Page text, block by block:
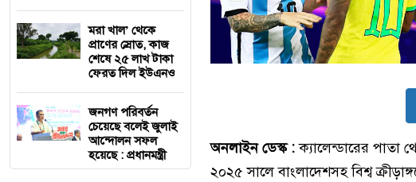
মরা খাল’ থেকে
প্রাণের স্রোত, কাজ
শেষে ২৫ লাখ টাকা
ফেরত দিল ইউএনও
জনগণ পরিবর্তন
চেয়েছে বলেই জুলাই
আন্দোলন সফল
হয়েছে : প্রধানমন্ত্রী
অনলাইন ডেস্ক :ক্যালেন্ডারের
২০২৫ সালে বাংলাদেশসহ বিশ্ব